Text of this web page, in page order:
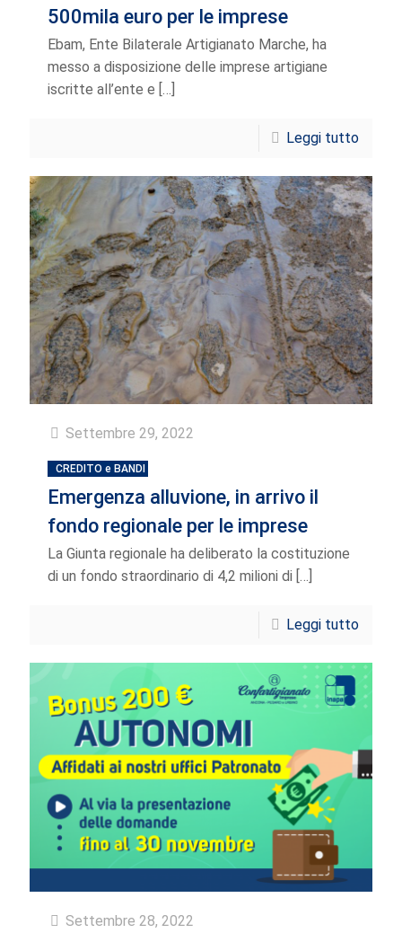
500mila euro per le imprese
Ebam, Ente Bilaterale Artigianato Marche, ha
messo a disposizione delle imprese artigiane
iscritte all’ente e […]
Leggi tutto
Settembre 29, 2022
CREDITO e BANDI
Emergenza alluvione, in arrivo il
fondo regionale per le imprese
La Giunta regionale ha deliberato la costituzione
di un fondo straordinario di 4,2 milioni di […]
Leggi tutto
Settembre 28, 2022